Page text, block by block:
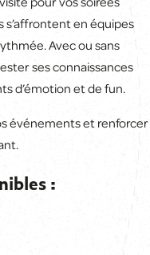
s’affrontent en équipes
Avec ou sans
ses connaissances
d’émotion et de fun.
événements et renforcer
: